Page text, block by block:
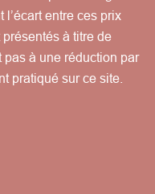
l’écart entre ces prix
à titre de
à une réduction par
pratiqué sur ce site.